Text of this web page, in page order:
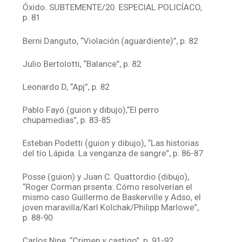
Óxido. SUBTEMENTE/20. ESPECIAL POLICÍACO,
p. 81
Berni Danguto, “Violación (aguardiente)”, p. 82
Julio Bertolotti, “Balance”, p. 82
Leonardo D, “Apj”, p. 82
Pablo Fayó (guion y dibujo),“El perro
chupamedias”, p. 83-85
Esteban Podetti (guion y dibujo), “Las historias
del tío Lápida. La venganza de sangre”, p. 86-87
Posse (guion) y Juan C. Quattordio (dibujo),
“Roger Corman prsenta: Cómo resolverían el
mismo caso Guillermo de Baskerville y Adso, el
joven maravilla/Karl Kolchak/Philipp Marlowe”,
p. 88-90